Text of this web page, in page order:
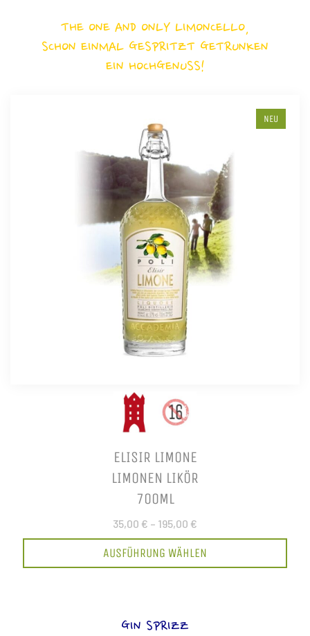
THE ONE AND ONLY LIMONCELLO,
SCHON EINMAL GESPRITZT GETRUNKEN
EIN HOCHGENUSS!
NEU
ELISIR LIMONE
LIMONEN LIKÖR
700ML
35,00 € – 195,00 €
AUSFÜHRUNG WÄHLEN
GIN SPRIZZ